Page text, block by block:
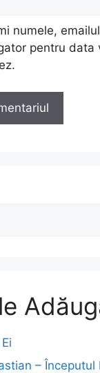
numele,
pentru data
– Începutul